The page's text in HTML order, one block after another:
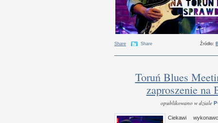
Share Share Źródło:
Toruń Blues
zaproszenie na
opublikowano w dziale
Ciekawi